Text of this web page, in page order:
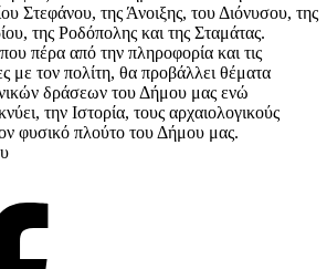
Στεφάνου, της Άνοιξης, του Διόνυσου, της
της Ροδόπολης και της Σταμάτας.
πέρα από την πληροφορία και τις
με τον πολίτη, θα προβάλλει θέματα
δράσεων του Δήμου μας ενώ
την Ιστορία, τους αρχαιολογικούς
φυσικό πλούτο του Δήμου μας.